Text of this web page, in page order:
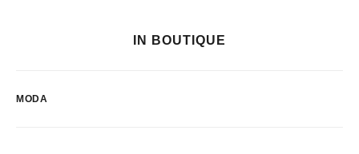
IN BOUTIQUE
MODA